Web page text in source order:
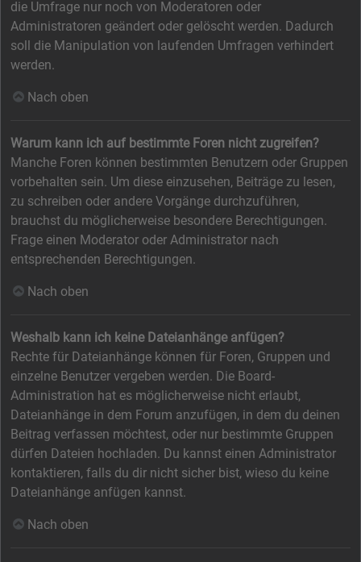
die Umfrage nur noch von Moderatoren oder
Administratoren geändert oder gelöscht werden. Dadurch
soll die Manipulation von laufenden Umfragen verhindert
werden.
Nach oben
Warum kann ich auf bestimmte Foren nicht zugreifen?
Manche Foren können bestimmten Benutzern oder Gruppen
vorbehalten sein. Um diese einzusehen, Beiträge zu lesen,
zu schreiben oder andere Vorgänge durchzuführen,
brauchst du möglicherweise besondere Berechtigungen.
Frage einen Moderator oder Administrator nach
entsprechenden Berechtigungen.
Nach oben
Weshalb kann ich keine Dateianhänge anfügen?
Rechte für Dateianhänge können für Foren, Gruppen und
einzelne Benutzer vergeben werden. Die Board-
Administration hat es möglicherweise nicht erlaubt,
Dateianhänge in dem Forum anzufügen, in dem du deinen
Beitrag verfassen möchtest, oder nur bestimmte Gruppen
dürfen Dateien hochladen. Du kannst einen Administrator
kontaktieren, falls du dir nicht sicher bist, wieso du keine
Dateianhänge anfügen kannst.
Nach oben